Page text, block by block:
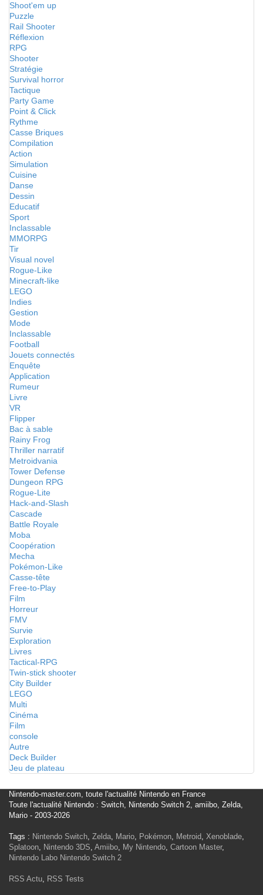
Shoot'em up
Puzzle
Rail Shooter
Réflexion
RPG
Shooter
Stratégie
Survival horror
Tactique
Party Game
Point & Click
Rythme
Casse Briques
Compilation
Action
Simulation
Cuisine
Danse
Dessin
Educatif
Sport
Inclassable
MMORPG
Tir
Visual novel
Rogue-Like
Minecraft-like
LEGO
Indies
Gestion
Mode
Inclassable
Football
Jouets connectés
Enquête
Application
Rumeur
Livre
VR
Flipper
Bac à sable
Rainy Frog
Thriller narratif
Metroidvania
Tower Defense
Dungeon RPG
Rogue-Lite
Hack-and-Slash
Cascade
Battle Royale
Moba
Coopération
Mecha
Pokémon-Like
Casse-tête
Free-to-Play
Film
Horreur
FMV
Survie
Exploration
Livres
Tactical-RPG
Twin-stick shooter
City Builder
LEGO
Multi
Cinéma
Film
console
Autre
Deck Builder
Jeu de plateau
Nintendo-master.com, toute l'actualité Nintendo en France
Toute l'actualité Nintendo : Switch, Nintendo Switch 2, amiibo, Zelda,
Mario - 2003-2026
Tags : Nintendo Switch, Zelda, Mario, Pokémon, Metroid, Xenoblade,
Splatoon, Nintendo 3DS, Amiibo, My Nintendo, Cartoon Master,
Nintendo Labo Nintendo Switch 2
RSS Actu, RSS Tests